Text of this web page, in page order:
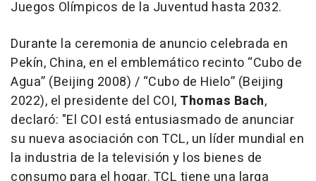
Juegos Olímpicos de la Juventud hasta 2032.
Durante la ceremonia de anuncio celebrada en
Pekín, China, en el emblemático recinto “Cubo de
Agua” (Beijing 2008) / “Cubo de Hielo” (Beijing
2022), el presidente del COI, Thomas Bach,
declaró: "El COI está entusiasmado de anunciar
su nueva asociación con TCL, un líder mundial en
la industria de la televisión y los bienes de